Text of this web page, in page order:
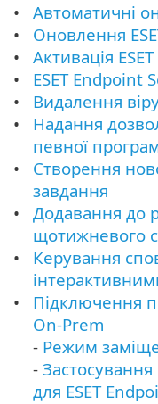
Автоматичні
Оновлення
Активація
ESET Endpoint
Видалення
Надання
певної
Створення
завдання
Додавання до
щотижневого
Керування
Підключення
On-Prem
- Режим
-
для ESET